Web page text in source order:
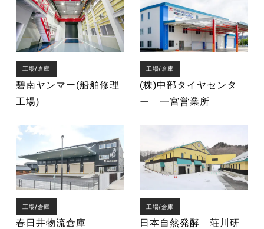
工場/倉庫
碧南ヤンマー(船舶修理
工場)
工場/倉庫
(株)中部タイヤセンタ
ー 一宮営業所
工場/倉庫
春日井物流倉庫
工場/倉庫
日本自然発酵 荘川研